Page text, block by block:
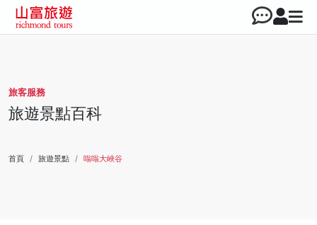
旅客服務
旅遊景點百科
首頁 旅遊景點 嗡嗡大峽谷